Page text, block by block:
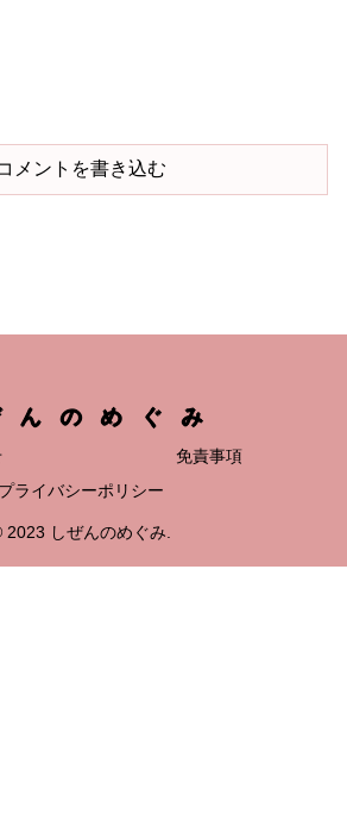
メントを書き込む
んのめぐみ
免責事項
プライバシーポリシー
2023 しぜんのめぐみ.